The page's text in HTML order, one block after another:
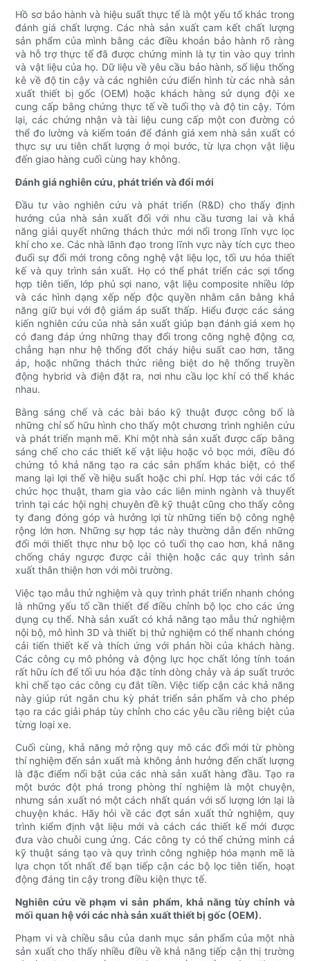
Hồ sơ bảo hành và hiệu suất thực tế là một yếu tố khác trong
đánh giá chất lượng. Các nhà sản xuất cam kết chất lượng
sản phẩm của mình bằng các điều khoản bảo hành rõ ràng
và hỗ trợ thực tế đã được chứng minh là tự tin vào quy trình
và vật liệu của họ. Dữ liệu về yêu cầu bảo hành, số liệu thống
kê về độ tin cậy và các nghiên cứu điển hình từ các nhà sản
xuất thiết bị gốc (OEM) hoặc khách hàng sử dụng đội xe
cung cấp bằng chứng thực tế về tuổi thọ và độ tin cậy. Tóm
lại, các chứng nhận và tài liệu cung cấp một con đường có
thể đo lường và kiểm toán để đánh giá xem nhà sản xuất có
thực sự ưu tiên chất lượng ở mọi bước, từ lựa chọn vật liệu
đến giao hàng cuối cùng hay không.
Đánh giá nghiên cứu, phát triển và đổi mới
Đầu tư vào nghiên cứu và phát triển (R&D) cho thấy định
hướng của nhà sản xuất đối với nhu cầu tương lai và khả
năng giải quyết những thách thức mới nổi trong lĩnh vực lọc
khí cho xe. Các nhà lãnh đạo trong lĩnh vực này tích cực theo
đuổi sự đổi mới trong công nghệ vật liệu lọc, tối ưu hóa thiết
kế và quy trình sản xuất. Họ có thể phát triển các sợi tổng
hợp tiên tiến, lớp phủ sợi nano, vật liệu composite nhiều lớp
và các hình dạng xếp nếp độc quyền nhằm cân bằng khả
năng giữ bụi với độ giảm áp suất thấp. Hiểu được các sáng
kiến ​​nghiên cứu của nhà sản xuất giúp bạn đánh giá xem họ
có đang đáp ứng những thay đổi trong công nghệ động cơ,
chẳng hạn như hệ thống đốt cháy hiệu suất cao hơn, tăng
áp, hoặc những thách thức riêng biệt do hệ thống truyền
động hybrid và điện đặt ra, nơi nhu cầu lọc khí có thể khác
nhau.
Bằng sáng chế và các bài báo kỹ thuật được công bố là
những chỉ số hữu hình cho thấy một chương trình nghiên cứu
và phát triển mạnh mẽ. Khi một nhà sản xuất được cấp bằng
sáng chế cho các thiết kế vật liệu hoặc vỏ bọc mới, điều đó
chứng tỏ khả năng tạo ra các sản phẩm khác biệt, có thể
mang lại lợi thế về hiệu suất hoặc chi phí. Hợp tác với các tổ
chức học thuật, tham gia vào các liên minh ngành và thuyết
trình tại các hội nghị chuyên đề kỹ thuật cũng cho thấy công
ty đang đóng góp và hưởng lợi từ những tiến bộ công nghệ
rộng lớn hơn. Những sự hợp tác này thường dẫn đến những
đổi mới thiết thực như bộ lọc có tuổi thọ cao hơn, khả năng
chống cháy ngược được cải thiện hoặc các quy trình sản
xuất thân thiện hơn với môi trường.
Việc tạo mẫu thử nghiệm và quy trình phát triển nhanh chóng
là những yếu tố cần thiết để điều chỉnh bộ lọc cho các ứng
dụng cụ thể. Nhà sản xuất có khả năng tạo mẫu thử nghiệm
nội bộ, mô hình 3D và thiết bị thử nghiệm có thể nhanh chóng
cải tiến thiết kế và thích ứng với phản hồi của khách hàng.
Các công cụ mô phỏng và động lực học chất lỏng tính toán
rất hữu ích để tối ưu hóa đặc tính dòng chảy và áp suất trước
khi chế tạo các công cụ đắt tiền. Việc tiếp cận các khả năng
này giúp rút ngắn chu kỳ phát triển sản phẩm và cho phép
tạo ra các giải pháp tùy chỉnh cho các yêu cầu riêng biệt của
từng loại xe.
Cuối cùng, khả năng mở rộng quy mô các đổi mới từ phòng
thí nghiệm đến sản xuất mà không ảnh hưởng đến chất lượng
là đặc điểm nổi bật của các nhà sản xuất hàng đầu. Tạo ra
một bước đột phá trong phòng thí nghiệm là một chuyện,
nhưng sản xuất nó một cách nhất quán với số lượng lớn lại là
chuyện khác. Hãy hỏi về các đợt sản xuất thử nghiệm, quy
trình kiểm định vật liệu mới và cách các thiết kế mới được
đưa vào chuỗi cung ứng. Các công ty có thể chứng minh cả
kỹ thuật sáng tạo và quy trình công nghiệp hóa mạnh mẽ là
lựa chọn tốt nhất để bạn tiếp cận các bộ lọc tiên tiến, hoạt
động đáng tin cậy trong điều kiện thực tế.
Nghiên cứu về phạm vi sản phẩm, khả năng tùy chỉnh và
mối quan hệ với các nhà sản xuất thiết bị gốc (OEM).
Phạm vi và chiều sâu của danh mục sản phẩm của một nhà
sản xuất cho thấy nhiều điều về khả năng tiếp cận thị trường